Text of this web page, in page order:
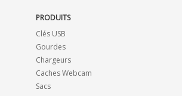
PRODUITS
Clés USB
Gourdes
Chargeurs
Caches Webcam
Sacs